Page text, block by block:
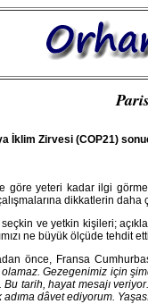
İklim Zirvesi (COP21)
göre yeteri kadar ilgi
dikkatlerin daha
ve yetkin kişileri;
ne büyük ölçüde
önce, Fransa
Gezegenimiz için
tarih, hayat mesajı
dâvet ediyorum.